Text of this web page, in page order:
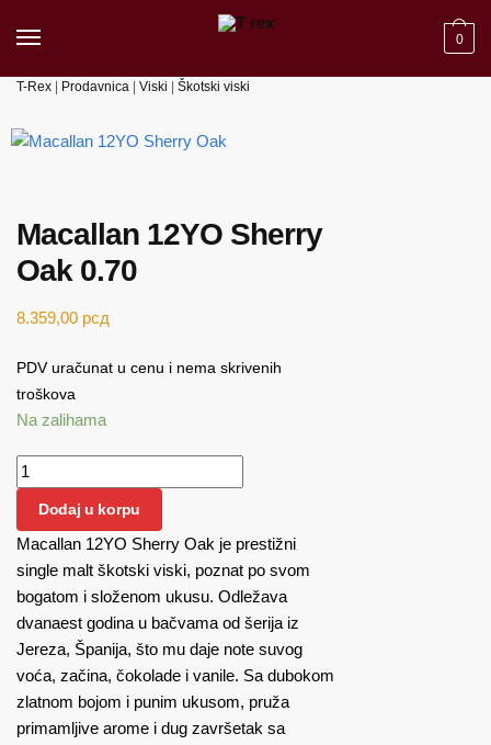
0
T-Rex Prodavnica Viski Škotski viski
Macallan 12YO Sherry
Oak 0.70
8.359,00 рсд
PDV uračunat u cenu i nema skrivenih
troškova
Na zalihama
Macallan 12YO Sherry Oak 0.70 količina
Dodaj u korpu
Macallan 12YO Sherry Oak je prestižni
single malt škotski viski, poznat po svom
bogatom i složenom ukusu. Odležava
dvanaest godina u bačvama od šerija iz
Jereza, Španija, što mu daje note suvog
voća, začina, čokolade i vanile. Sa dubokom
zlatnom bojom i punim ukusom, pruža
primamljive arome i dug završetak sa